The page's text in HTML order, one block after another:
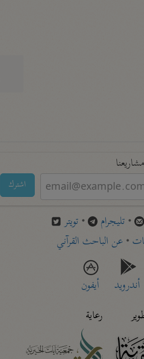
اشترك
• تليجرام • تويتر
• عن الباحث القرآني
أندرويد
أيفون
رعاية